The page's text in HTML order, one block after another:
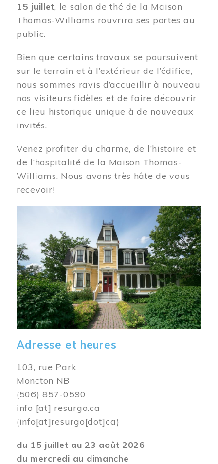
15 juillet, le salon de thé de la Maison
Thomas-Williams rouvrira ses portes au
public.
Bien que certains travaux se poursuivent
sur le terrain et à l’extérieur de l’édifice,
nous sommes ravis d’accueillir à nouveau
nos visiteurs fidèles et de faire découvrir
ce lieu historique unique à de nouveaux
invités.
Venez profiter du charme, de l’histoire et
de l’hospitalité de la Maison Thomas-
Williams. Nous avons très hâte de vous
recevoir!
Adresse et heures
103, rue Park
Moncton NB
(506) 857-0590
info [at] resurgo.ca
(info[at]resurgo[dot]ca)
du 15 juillet au 23 août 2026
du mercredi au dimanche